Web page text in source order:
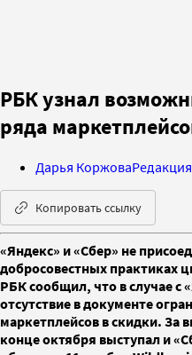
РБК узнал
ряда
Дарья Коржова
Копировать ссылку
«Яндекс» и «Сбер» не
добросовестных практиках
РБК сообщил, что в случае с
отсутствие в документе
маркетплейсов в скидки. За
конце октября выступал и